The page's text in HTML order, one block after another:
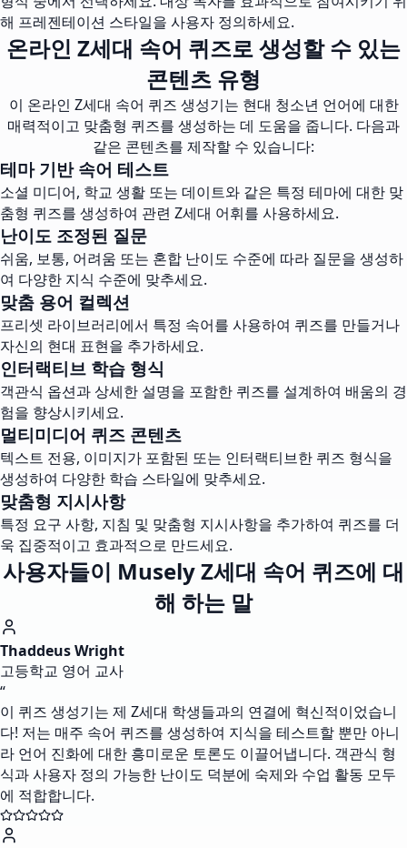
해 프레젠테이션 스타일을 사용자 정의하세요.
온라인 Z세대 속어 퀴즈로 생성할 수 있는
콘텐츠 유형
이 온라인 Z세대 속어 퀴즈 생성기는 현대 청소년 언어에 대한
매력적이고 맞춤형 퀴즈를 생성하는 데 도움을 줍니다. 다음과
같은 콘텐츠를 제작할 수 있습니다:
테마 기반 속어 테스트
소셜 미디어, 학교 생활 또는 데이트와 같은 특정 테마에 대한 맞
춤형 퀴즈를 생성하여 관련 Z세대 어휘를 사용하세요.
난이도 조정된 질문
쉬움, 보통, 어려움 또는 혼합 난이도 수준에 따라 질문을 생성하
여 다양한 지식 수준에 맞추세요.
맞춤 용어 컬렉션
프리셋 라이브러리에서 특정 속어를 사용하여 퀴즈를 만들거나
자신의 현대 표현을 추가하세요.
인터랙티브 학습 형식
객관식 옵션과 상세한 설명을 포함한 퀴즈를 설계하여 배움의 경
험을 향상시키세요.
멀티미디어 퀴즈 콘텐츠
텍스트 전용, 이미지가 포함된 또는 인터랙티브한 퀴즈 형식을
생성하여 다양한 학습 스타일에 맞추세요.
맞춤형 지시사항
특정 요구 사항, 지침 및 맞춤형 지시사항을 추가하여 퀴즈를 더
욱 집중적이고 효과적으로 만드세요.
사용자들이 Musely Z세대 속어 퀴즈에 대
해 하는 말
Thaddeus Wright
고등학교 영어 교사
“
이 퀴즈 생성기는 제 Z세대 학생들과의 연결에 혁신적이었습니
다! 저는 매주 속어 퀴즈를 생성하여 지식을 테스트할 뿐만 아니
라 언어 진화에 대한 흥미로운 토론도 이끌어냅니다. 객관식 형
식과 사용자 정의 가능한 난이도 덕분에 숙제와 수업 활동 모두
에 적합합니다.